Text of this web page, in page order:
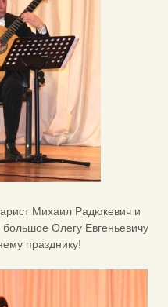
Михаил Радюкевич и
Олегу Евгеньевичу
празднику!